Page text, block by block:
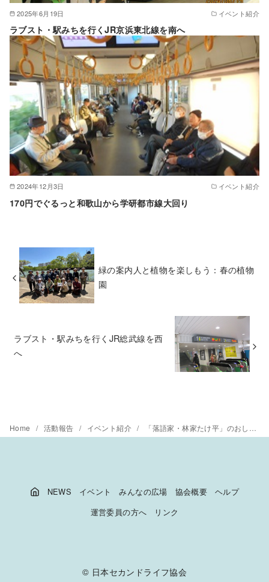
2025年6月19日 イベント紹介
ラブスト・駅みちを行くJR京浜東北線を南へ
2024年12月3日 イベント紹介
170円でぐるっと和歌山から学研都市線大回り
緑の案内人と植物を楽しもう：春の植物
園
ラブスト・駅みちを行くJR総武線を西
へ
Home 活動報告 イベント紹介 「落語家・林家たけ平」のおしゃべり講座
NEWS イベント みんなの広場 協会概要
ヘルプ
運営委員の方へ
リンク
© 日本セカンドライフ協会